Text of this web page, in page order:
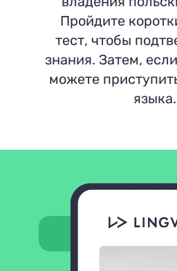
Пройдите
тест, чтобы
знания. Затем,
можете
языка.